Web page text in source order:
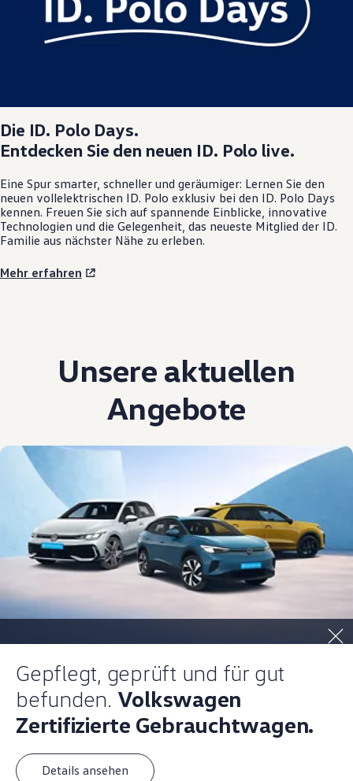
Die ID. Polo Days.
Entdecken Sie den neuen ID. Polo live.
Eine Spur smarter, schneller und geräumiger: Lernen Sie den
neuen vollelektrischen ID. Polo exklusiv bei den ID. Polo Days
kennen. Freuen Sie sich auf spannende Einblicke, innovative
Technologien und die Gelegenheit, das neueste Mitglied der ID.
Familie aus nächster Nähe zu erleben.
Mehr erfahren
Unsere aktuellen
Angebote
Gepflegt, geprüft und für gut
befunden. Volkswagen
Zertifizierte Gebrauchtwagen.
Details ansehen